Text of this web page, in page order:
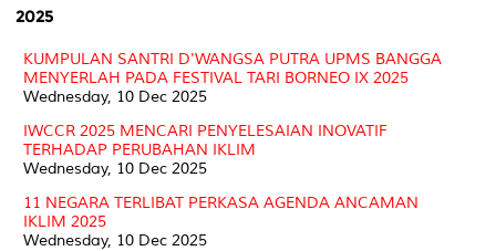
2025
KUMPULAN SANTRI D'WANGSA PUTRA UPMS BANGGA
MENYERLAH PADA FESTIVAL TARI BORNEO IX 2025
Wednesday, 10 Dec 2025
IWCCR 2025 MENCARI PENYELESAIAN INOVATIF
TERHADAP PERUBAHAN IKLIM
Wednesday, 10 Dec 2025
11 NEGARA TERLIBAT PERKASA AGENDA ANCAMAN
IKLIM 2025
Wednesday, 10 Dec 2025